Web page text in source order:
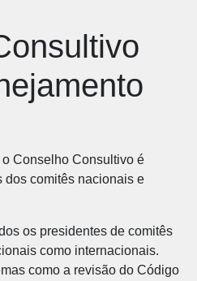
Conselho Consultivo é
dos comitês nacionais e
os presidentes de comitês
como internacionais.
como a revisão do Código